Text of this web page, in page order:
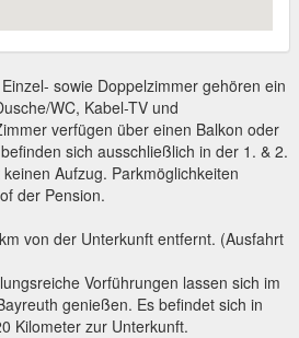
sowie Doppelzimmer gehören ein
WC, Kabel-TV und
verfügen über einen Balkon oder
sich ausschließlich in der 1. & 2.
Aufzug. Parkmöglichkeiten
der Pension.
von der Unterkunft entfernt. (Ausfahrt
Vorführungen lassen sich im
genießen. Es befindet sich in
Kilometer zur Unterkunft.